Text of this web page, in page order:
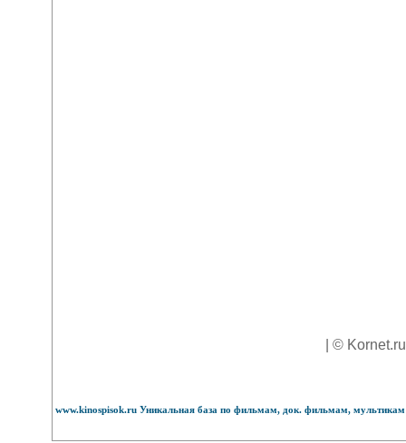
| ©
www.kinospisok.ru Уникальная база по фильмам, док. фильмам,